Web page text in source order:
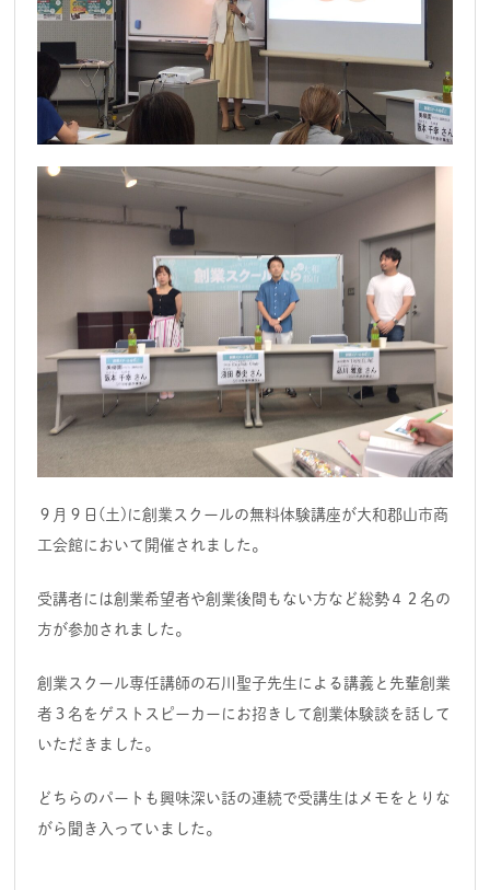
９月９日(土)に創業スクールの無料体験講座が大和郡山市商
工会館において開催されました。
受講者には創業希望者や創業後間もない方など総勢４２名の
方が参加されました。
創業スクール専任講師の石川聖子先生による講義と先輩創業
者３名をゲストスピーカーにお招きして創業体験談を話して
いただきました。
どちらのパートも興味深い話の連続で受講生はメモをとりな
がら聞き入っていました。